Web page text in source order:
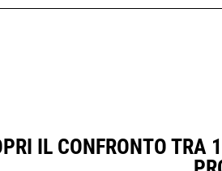
IL CONFRONTO TRA